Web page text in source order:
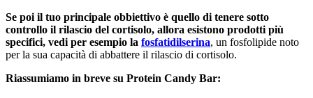
Se poi il tuo principale obbiettivo è quello di tenere sotto
controllo il rilascio del cortisolo, allora esistono prodotti più
specifici, vedi per esempio la fosfatidilserina, un fosfolipide noto
per la sua capacità di abbattere il rilascio di cortisolo.
Riassumiamo in breve su Protein Candy Bar: